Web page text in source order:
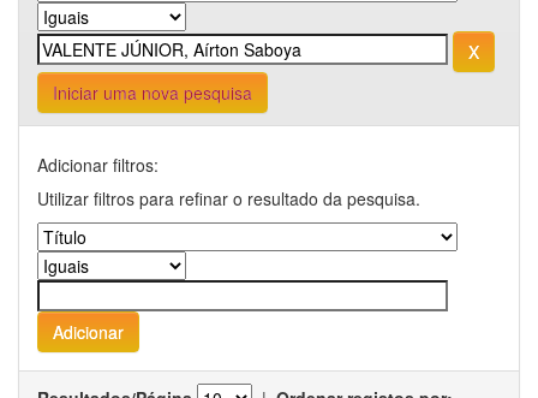
Iniciar uma nova pesquisa
Adicionar filtros:
Utilizar filtros para refinar o resultado da pesquisa.